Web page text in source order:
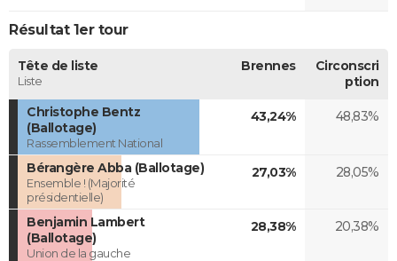
Résultat 1er tour
Tête de liste
Liste
Brennes
Circonscri
ption
Christophe Bentz
(Ballotage)
Rassemblement National
43,24% 48,83%
Bérangère Abba (Ballotage)
Ensemble ! (Majorité
présidentielle)
27,03% 28,05%
Benjamin Lambert
(Ballotage)
Union de la gauche
28,38% 20,38%